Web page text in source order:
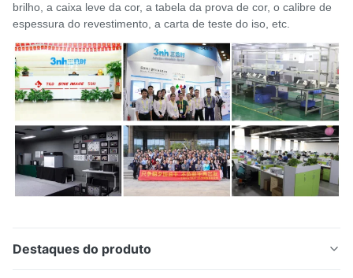
brilho, a caixa leve da cor, a tabela da prova de cor, o calibre de
espessura do revestimento, a carta de teste do iso, etc.
Destaques do produto